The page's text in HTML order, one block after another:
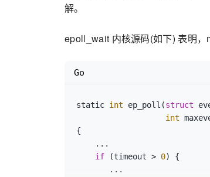
解。
epoll_wait 内核源码(如下) 表明，
static int ep_poll(struct
int
{
if (timeout > 0) {
Go